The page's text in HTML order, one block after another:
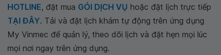
HOTLINE, đặt mua GÓI DỊCH VỤ hoặc đặt lịch trực tiếp
TẠI ĐÂY. Tải và đặt lịch khám tự động trên ứng dụng
My Vinmec để quản lý, theo dõi lịch và đặt hẹn mọi lúc
mọi nơi ngay trên ứng dụng.